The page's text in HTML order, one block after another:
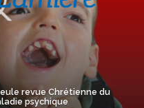
revue Chrétienne du
psychique